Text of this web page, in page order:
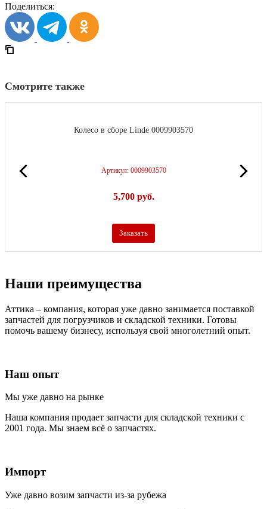
Поделиться:
Смотрите также
Колесо в сборе Linde 0009903570
Артикул: 0009903570
5,700 руб.
Заказать
Наши преимущества
Аттика – компания, которая уже давно занимается поставкой
запчастей для погрузчиков и складской техники. Готовы
помочь вашему бизнесу, используя свой многолетний опыт.
Наш опыт
Мы уже давно на рынке
Наша компания продает запчасти для складской техники с
2001 года. Мы знаем всё о запчастях.
Импорт
Уже давно возим запчасти из-за рубежа